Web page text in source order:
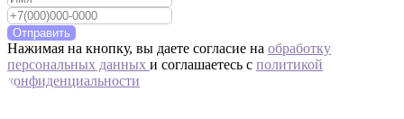
Отправить
Нажимая на кнопку, вы даете согласие на обработку
персональных данных и соглашаетесь c политикой
конфиденциальности